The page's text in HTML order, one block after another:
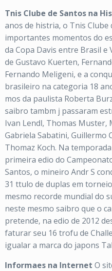
Tnis Clube de Santos na
anos de histria, o Tnis Clube
importantes momentos do
da Copa Davis entre Brasil e
de Gustavo Kuerten,
Fernando Meligeni, e a
brasileiro na categoria 18
mos da paulista Roberta
saibro tambm j passaram
Ivan Lendl, Thomas Muster,
Gabriela Sabatini, Guillermo
Thomaz Koch. Na
primeira edio do
Santos, o mineiro Andr S
31 ttulo de duplas em
mesmo recorde mundial do
neste mesmo saibro que o
pretende, na edio de 2012
faturar seu 16 trofu de
igualar a marca do japons
Informaes na Internet O